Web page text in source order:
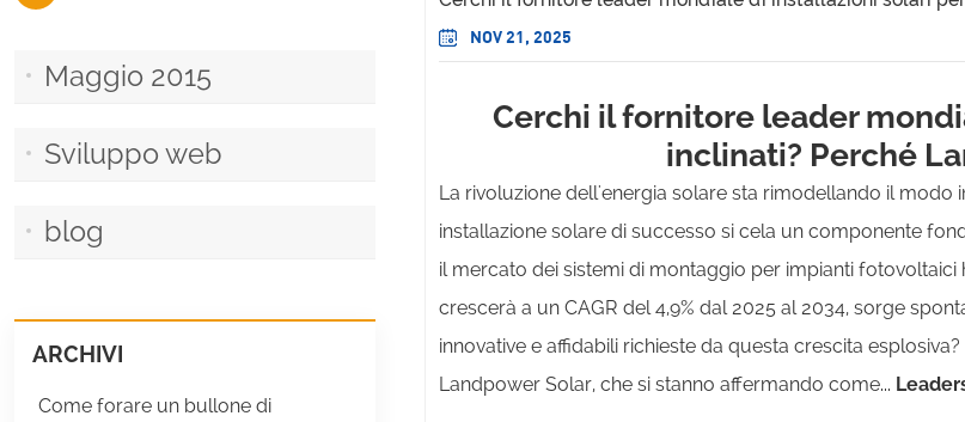
NOV 21, 2025
Cerchi il fornitore leader
inclinati? Perché
La rivoluzione dell'energia solare sta rimodellando il
installazione solare di successo si cela un componente
il mercato dei sistemi di montaggio per impianti
crescerà a un CAGR del 4,9% dal 2025 al 2034, sorge
innovative e affidabili richieste da questa crescita
Landpower Solar, che si stanno affermando come...
Maggio 2015
Sviluppo web
blog
ARCHIVI
Come forare un bullone di